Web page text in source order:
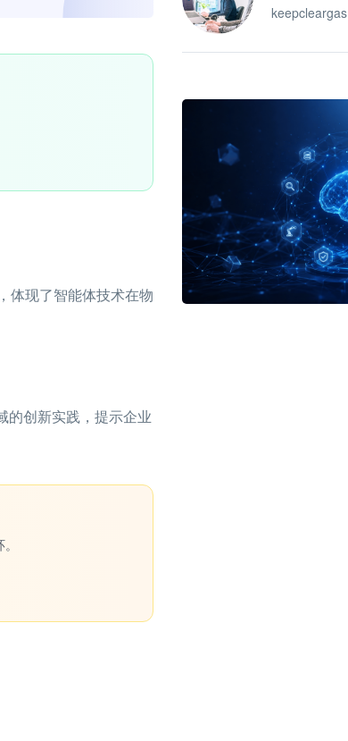
体现了智能体技术在物
的创新实践，提示企业
keepcleargas